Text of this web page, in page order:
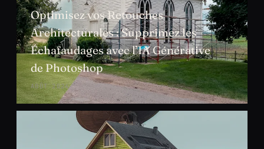
Optimisez vos Retouches
Architecturales : Supprimez les
Échafaudages avec l’IA Générative
de Photoshop
AOÛT 2024